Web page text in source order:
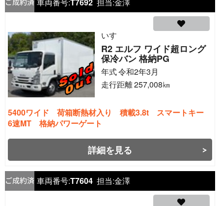
車両番号:T7692 担当:金澤
いすゞ
R2 エルフ ワイド超ロング
保冷バン 格納PG
年式令和2年3月
走行距離257,008㎞
5400ワイド 荷箱断熱材入り 積載3.8t スマートキー
6速MT 格納パワーゲート
詳細を見る
車両番号:T7604 担当:金澤